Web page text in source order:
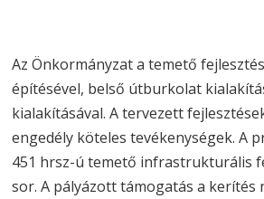
Az Önkormányzat a temető
építésével, belső útburkolat
kialakításával. A tervezett
engedély köteles tevékenységek. A
451 hrsz-ú temető infrastrukturális
sor. A pályázott támogatás a kerítés